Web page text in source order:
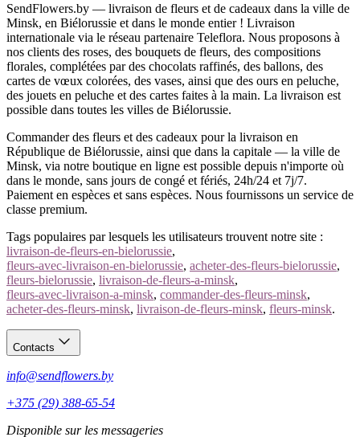
SendFlowers.by — livraison de fleurs et de cadeaux dans la ville de
Minsk, en Biélorussie et dans le monde entier ! Livraison
internationale via le réseau partenaire Teleflora. Nous proposons à
nos clients des roses, des bouquets de fleurs, des compositions
florales, complétées par des chocolats raffinés, des ballons, des
cartes de vœux colorées, des vases, ainsi que des ours en peluche,
des jouets en peluche et des cartes faites à la main. La livraison est
possible dans toutes les villes de Biélorussie.
Commander des fleurs et des cadeaux pour la livraison en
République de Biélorussie, ainsi que dans la capitale — la ville de
Minsk, via notre boutique en ligne est possible depuis n'importe où
dans le monde, sans jours de congé et fériés, 24h/24 et 7j/7.
Paiement en espèces et sans espèces. Nous fournissons un service de
classe premium.
Tags populaires par lesquels les utilisateurs trouvent notre site :
livraison-de-fleurs-en-bielorussie,
fleurs-avec-livraison-en-bielorussie, acheter-des-fleurs-bielorussie,
fleurs-bielorussie, livraison-de-fleurs-a-minsk,
fleurs-avec-livraison-a-minsk, commander-des-fleurs-minsk,
acheter-des-fleurs-minsk, livraison-de-fleurs-minsk, fleurs-minsk.
Contacts
info@sendflowers.by
+375 (29) 388-65-54
Disponible sur les messageries